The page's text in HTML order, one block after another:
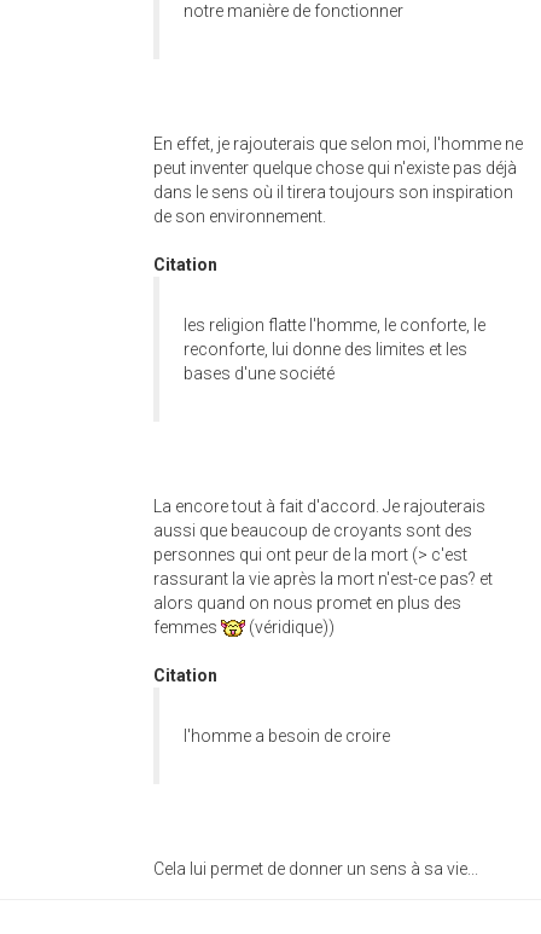
notre manière de fonctionner
En effet, je rajouterais que selon moi, l'homme ne
peut inventer quelque chose qui n'existe pas déjà
dans le sens où il tirera toujours son inspiration
de son environnement.
Citation
les religion flatte l'homme, le conforte, le
reconforte, lui donne des limites et les
bases d'une société
La encore tout à fait d'accord. Je rajouterais
aussi que beaucoup de croyants sont des
personnes qui ont peur de la mort (> c'est
rassurant la vie après la mort n'est-ce pas? et
alors quand on nous promet en plus des
femmes
(véridique))
Citation
l'homme a besoin de croire
Cela lui permet de donner un sens à sa vie...